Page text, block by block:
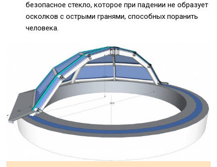
безопасное стекло, которое при падении не образует
осколков с острыми гранями, способных поранить
человека.